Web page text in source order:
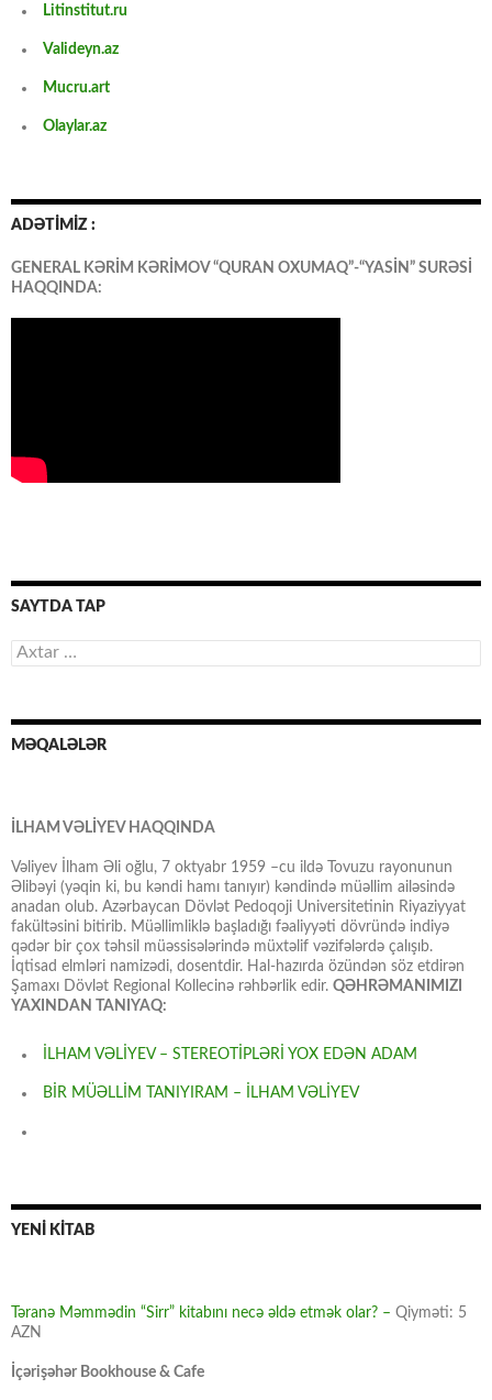
Litinstitut.ru
Valideyn.az
Mucru.art
Olaylar.az
ADƏTİMİZ :
GENERAL KƏRİM KƏRİMOV “QURAN OXUMAQ”-“YASİN” SURƏSİ
HAQQINDA:
SAYTDA TAP
Axtarış:
MƏQALƏLƏR
İLHAM VƏLİYEV HAQQINDA
Vəliyev İlham Əli oğlu, 7 oktyabr 1959 –cu ildə Tovuzu rayonunun
Əlibəyi (yəqin ki, bu kəndi hamı tanıyır) kəndində müəllim ailəsində
anadan olub. Azərbaycan Dövlət Pedoqoji Universitetinin Riyaziyyat
fakültəsini bitirib. Müəllimliklə başladığı fəaliyyəti dövründə indiyə
qədər bir çox təhsil müəssisələrində müxtəlif vəzifələrdə çalışıb.
İqtisad elmləri namizədi, dosentdir. Hal-hazırda özündən söz etdirən
Şamaxı Dövlət Regional Kollecinə rəhbərlik edir. QƏHRƏMANIMIZI
YAXINDAN TANIYAQ:
İLHAM VƏLİYEV – STEREOTİPLƏRİ YOX EDƏN ADAM
BİR MÜƏLLİM TANIYIRAM – İLHAM VƏLİYEV
YENİ KİTAB
Təranə Məmmədin “Sirr” kitabını necə əldə etmək olar? – Qiyməti: 5
AZN
İçərişəhər Bookhouse & Cafe